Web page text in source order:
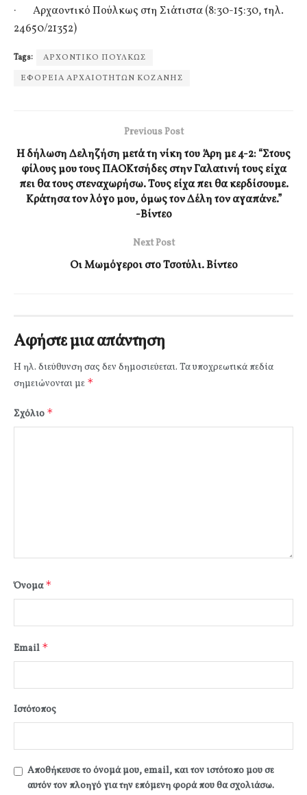
· Αρχαοντικό Πούλκως στη Σιάτιστα (8:30-15:30, τηλ.
24650/21352) ​
Tags:
ΑΡΧΟΝΤΙΚΟ ΠΟΥΛΚΩΣ
ΕΦΟΡΕΙΑ ΑΡΧΑΙΟΤΗΤΩΝ ΚΟΖΑΝΗΣ
Previous Post
Η δήλωση Δεληζήση μετά τη νίκη του Άρη με 4-2: “Στους
φίλους μου τους ΠΑΟΚτσήδες στην Γαλατινή τους είχα
πει θα τους στεναχωρήσω. Τους είχα πει θα κερδίσουμε.
Κράτησα τον λόγο μου, όμως τον Δέλη τον αγαπάνε.”
-Βίντεο
Next Post
Οι Μωμόγεροι στο Τσοτύλι. Βίντεο
Αφήστε μια απάντηση
Η ηλ. διεύθυνση σας δεν δημοσιεύεται. Τα υποχρεωτικά πεδία
σημειώνονται με *
Σχόλιο *
Όνομα*
Email *
Ιστότοπος
Αποθήκευσε το όνομά μου, email, και τον ιστότοπο μου σε
αυτόν τον πλοηγό για την επόμενη φορά που θα σχολιάσω.